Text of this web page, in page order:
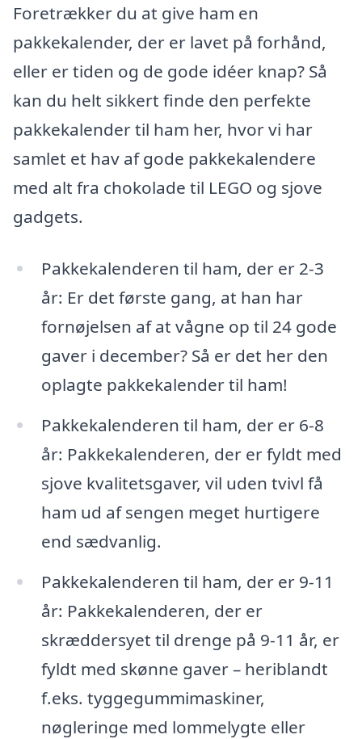
Foretrækker du at give ham en
pakkekalender, der er lavet på forhånd,
eller er tiden og de gode idéer knap? Så
kan du helt sikkert finde den perfekte
pakkekalender til ham her, hvor vi har
samlet et hav af gode pakkekalendere
med alt fra chokolade til LEGO og sjove
gadgets.
Pakkekalenderen til ham, der er 2-3
år: Er det første gang, at han har
fornøjelsen af at vågne op til 24 gode
gaver i december? Så er det her den
oplagte pakkekalender til ham!
Pakkekalenderen til ham, der er 6-8
år: Pakkekalenderen, der er fyldt med
sjove kvalitetsgaver, vil uden tvivl få
ham ud af sengen meget hurtigere
end sædvanlig.
Pakkekalenderen til ham, der er 9-11
år: Pakkekalenderen, der er
skræddersyet til drenge på 9-11 år, er
fyldt med skønne gaver – heriblandt
f.eks. tyggegummimaskiner,
nøgleringe med lommelygte eller